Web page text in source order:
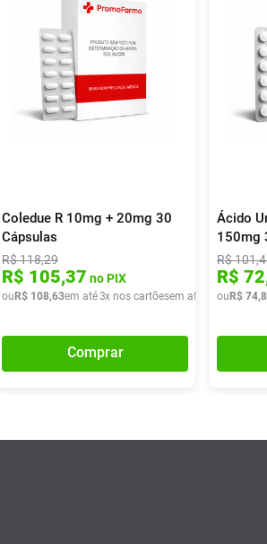
x de R$ 39,62
Coledue R 10mg + 20mg 30
Cápsulas
R$118,29
R$ 105,37 no PIX
ou R$ 108,63em até3x nos cartõesem até x de R$ 36,
Comprar
Ácido
150mg
R$101,
R$ 72
ou R$ 74,